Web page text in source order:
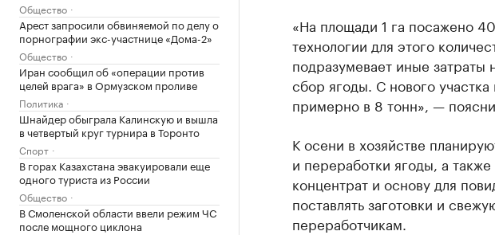
Общество
Арест запросили обвиняемой по делу о
порнографии экс-участнице «Дома-2»
Общество
Иран сообщил об «операции против
целей врага» в Ормузском проливе
Политика
Шнайдер обыграла Калинскую и вышла
в четвертый круг турнира в Торонто
Спорт
В горах Казахстана эвакуировали еще
одного туриста из России
Общество
В Смоленской области ввели режим ЧС
после мощного циклона
«На площади 1 га посажено
технологии для этого
подразумевает иные затраты
сбор ягоды. С нового
примерно в 8 тонн», —
К осени в хозяйстве
и переработки ягоды, а
концентрат и основу для
поставлять заготовки и
переработчикам.